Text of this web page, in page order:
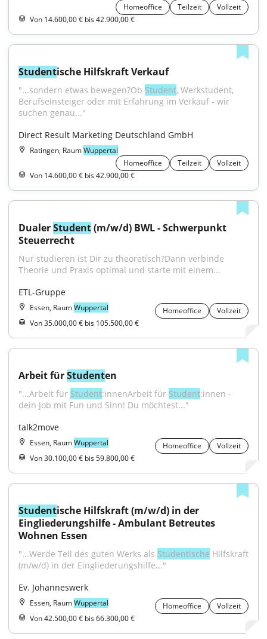
Homeoffice
Teilzeit
Vollzeit
Von 14.600,00 € bis 42.900,00 €
Studentische Hilfskraft Verkauf
"...sondern etwas bewegen?Ob Student, Werkstudent,
Berufseinsteiger oder mit Erfahrung im Verkauf - wir
suchen genau..."
Direct Result Marketing Deutschland GmbH
Ratingen, RaumWuppertal
Homeoffice
Teilzeit
Vollzeit
Von 14.600,00 € bis 42.900,00 €
Dualer Student (m/w/d) BWL - Schwerpunkt
Steuerrecht
Nur studieren ist Dir zu theoretisch?Dann verbinde
Theorie und Praxis optimal und starte mit einem...
ETL-Gruppe
Essen, RaumWuppertal Homeoffice
Vollzeit
Von 35.000,00 € bis 105.500,00 €
Arbeit für Studenten
"...Arbeit für Student:innenArbeit für Student:innen -
dein Job mit Fun und Sinn! Du möchtest..."
talk2move
Essen, RaumWuppertal Homeoffice
Vollzeit
Von 30.100,00 € bis 59.800,00 €
Studentische Hilfskraft (m/w/d) in der
Eingliederungshilfe - Ambulant Betreutes
Wohnen Essen
"...Werde Teil des guten Werks als Studentische Hilfskraft
(m/w/d) in der Eingliederungshilfe..."
Ev. Johanneswerk
Essen, RaumWuppertal Homeoffice
Vollzeit
Von 42.500,00 € bis 66.300,00 €